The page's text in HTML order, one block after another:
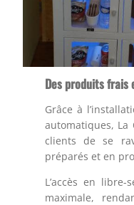
Des produits
Grâce à
automatiques, La
clients de se
préparés et en
L’accès en
maximale,